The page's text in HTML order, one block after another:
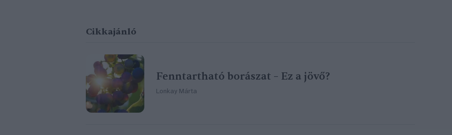
Cikkajánló
Fenntartható borászat – Ez a jövő?
Lonkay Márta